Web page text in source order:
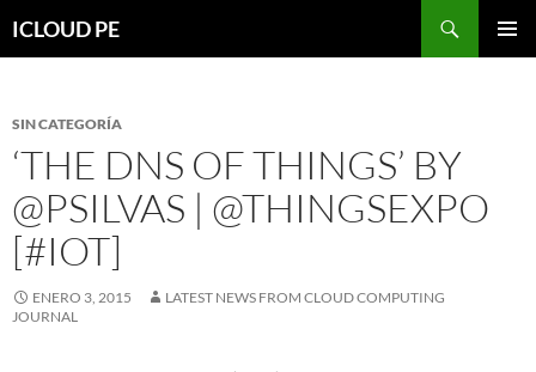
hacia
ICLOUD PE
SIN CATEGORÍA
‘THE DNS OF THINGS’ BY
@PSILVAS | @THINGSEXPO
[#IOT]
ENERO 3, 2015
LATEST NEWS FROM CLOUD COMPUTING
JOURNAL